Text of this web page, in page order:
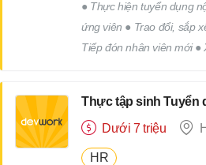
● Thực hiện tuyển dụng
ứng viên ● Trao đổi, sắp
Tiếp đón nhân viên mới
Thực tập sinh Tuyển
Dưới 7 triệu
HR